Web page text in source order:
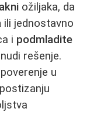
ožiljaka, da
ili jednostavno
i podmladite
rešenje.
u